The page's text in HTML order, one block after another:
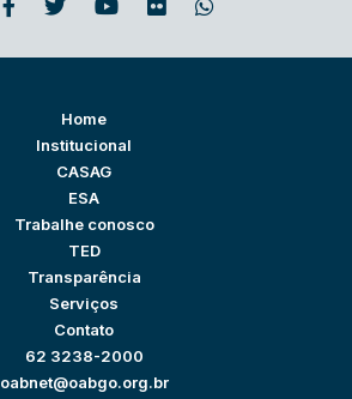
Home
Institucional
CASAG
ESA
Trabalhe conosco
TED
Transparência
Serviços
Contato
62 3238-2000
oabnet@oabgo.org.br